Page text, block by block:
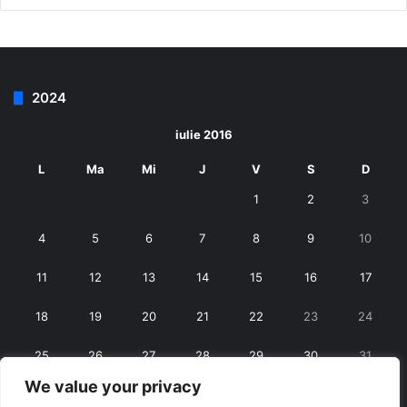
We value your privacy
spitalul bârlădean
2024
iulie 2016
L Ma Mi J V S D
1 2 3
4 5 6 7 8 9 10
11 12 13 14 15 16 17
18 19 20 21 22 23 24
25 26 27 28 29 30 31
« iun. aug. »